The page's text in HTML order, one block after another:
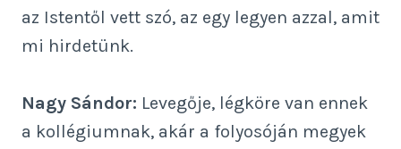
az Istentől vett szó, az egy legyen azzal, amit
mi hirdetünk.
Nagy Sándor: Levegője, légköre van ennek
a kollégiumnak, akár a folyosóján megyek